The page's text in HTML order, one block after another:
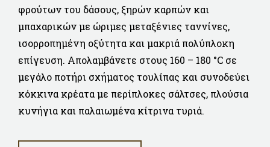
φρούτων του δάσους, ξηρών καρπών και
μπαχαρικών με ώριμες μεταξένιες ταννίνες,
ισορροπημένη οξύτητα και μακριά πολύπλοκη
επίγευση. Απολαμβάνετε στους 160 – 180 °C σε
μεγάλο ποτήρι σχήματος τουλίπας και συνοδεύει
κόκκινα κρέατα με περίπλοκες σάλτσες, πλούσια
κυνήγια και παλαιωμένα κίτρινα τυριά.